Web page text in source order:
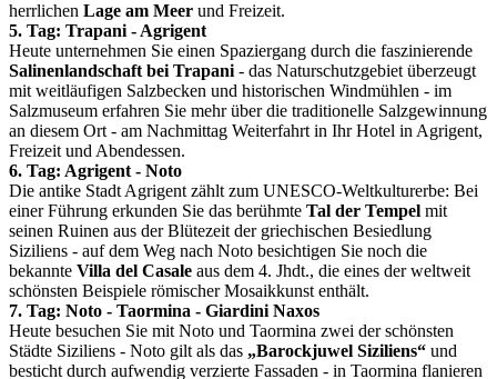
herrlichen Lage am Meer und Freizeit.
5. Tag: Trapani - Agrigent
Heute unternehmen Sie einen Spaziergang durch die faszinierende
Salinenlandschaft bei Trapani - das Naturschutzgebiet überzeugt
mit weitläufigen Salzbecken und historischen Windmühlen - im
Salzmuseum erfahren Sie mehr über die traditionelle Salzgewinnung
an diesem Ort - am Nachmittag Weiterfahrt in Ihr Hotel in Agrigent,
Freizeit und Abendessen.
6. Tag: Agrigent - Noto
Die antike Stadt Agrigent zählt zum UNESCO-Weltkulturerbe: Bei
einer Führung erkunden Sie das berühmte Tal der Tempel mit
seinen Ruinen aus der Blütezeit der griechischen Besiedlung
Siziliens - auf dem Weg nach Noto besichtigen Sie noch die
bekannte Villa del Casale aus dem 4. Jhdt., die eines der weltweit
schönsten Beispiele römischer Mosaikkunst enthält.
7. Tag: Noto - Taormina - Giardini Naxos
Heute besuchen Sie mit Noto und Taormina zwei der schönsten
Städte Siziliens - Noto gilt als das „Barockjuwel Siziliens“ und
besticht durch aufwendig verzierte Fassaden - in Taormina flanieren